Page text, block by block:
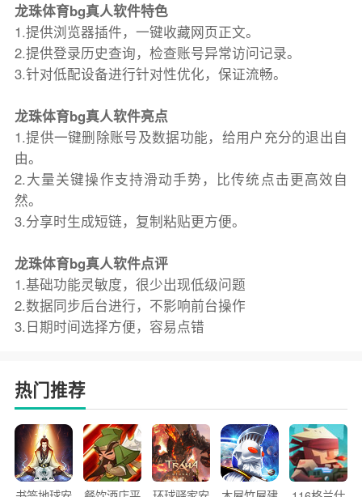
龙珠体育bg真人软件特色
1.提供浏览器插件，一键收藏网页正文。
2.提供登录历史查询，检查账号异常访问记录。
3.针对低配设备进行针对性优化，保证流畅。
龙珠体育bg真人软件亮点
1.提供一键删除账号及数据功能，给用户充分的退出自
由。
2.大量关键操作支持滑动手势，比传统点击更高效自
然。
3.分享时生成短链，复制粘贴更方便。
龙珠体育bg真人软件点评
1.基础功能灵敏度，很少出现低级问题
2.数据同步后台进行，不影响前台操作
3.日期时间选择方便，容易点错
热门推荐